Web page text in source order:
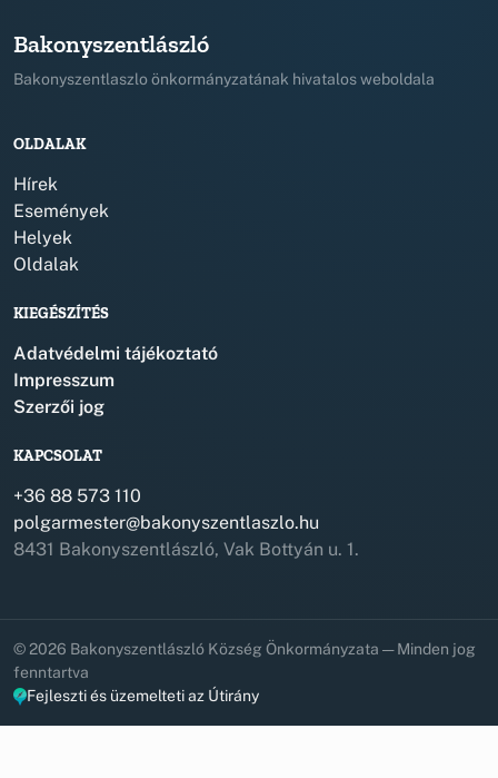
Bakonyszentlászló
Bakonyszentlaszlo önkormányzatának hivatalos weboldala
OLDALAK
Hírek
Események
Helyek
Oldalak
KIEGÉSZÍTÉS
Adatvédelmi tájékoztató
Impresszum
Szerzői jog
KAPCSOLAT
+36 88 573 110
polgarmester@bakonyszentlaszlo.hu
8431 Bakonyszentlászló, Vak Bottyán u. 1.
© 2026 Bakonyszentlászló Község Önkormányzata — Minden jog
fenntartva
Fejleszti és üzemelteti az Útirány